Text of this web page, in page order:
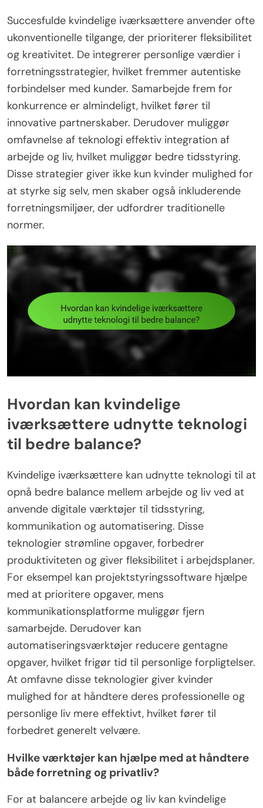
Succesfulde kvindelige iværksættere anvender ofte
ukonventionelle tilgange, der prioriterer fleksibilitet
og kreativitet. De integrerer personlige værdier i
forretningsstrategier, hvilket fremmer autentiske
forbindelser med kunder. Samarbejde frem for
konkurrence er almindeligt, hvilket fører til
innovative partnerskaber. Derudover muliggør
omfavnelse af teknologi effektiv integration af
arbejde og liv, hvilket muliggør bedre tidsstyring.
Disse strategier giver ikke kun kvinder mulighed for
at styrke sig selv, men skaber også inkluderende
forretningsmiljøer, der udfordrer traditionelle
normer.
Hvordan kan kvindelige
iværksættere udnytte teknologi
til bedre balance?
Kvindelige iværksættere kan udnytte teknologi til at
opnå bedre balance mellem arbejde og liv ved at
anvende digitale værktøjer til tidsstyring,
kommunikation og automatisering. Disse
teknologier strømline opgaver, forbedrer
produktiviteten og giver fleksibilitet i arbejdsplaner.
For eksempel kan projektstyringssoftware hjælpe
med at prioritere opgaver, mens
kommunikationsplatforme muliggør fjern
samarbejde. Derudover kan
automatiseringsværktøjer reducere gentagne
opgaver, hvilket frigør tid til personlige forpligtelser.
At omfavne disse teknologier giver kvinder
mulighed for at håndtere deres professionelle og
personlige liv mere effektivt, hvilket fører til
forbedret generelt velvære.
Hvilke værktøjer kan hjælpe med at håndtere
både forretning og privatliv?
For at balancere arbejde og liv kan kvindelige